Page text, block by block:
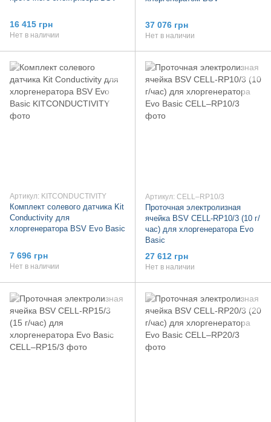
16 415 грн
Нет в наличии
37 076 грн
Нет в наличии
Артикул: KITCONDUCTIVITY
Комплект солевого датчика Kit
Conductivity для
хлоргенератора BSV Evo Basic
7 696 грн
Нет в наличии
Артикул: CELL–RP10/3
Проточная электролизная
ячейка BSV CELL-RP10/3 (10 г/
час) для хлоргенератора Evo
Basic
27 612 грн
Нет в наличии